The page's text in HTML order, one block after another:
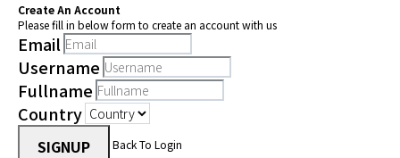
Create An Account
Please fill in below form to create an account with us
Email
Username
Fullname
Country
SIGNUP Back To Login